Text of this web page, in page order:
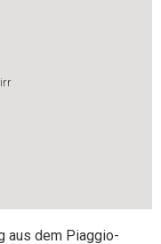
aus dem Piaggio-